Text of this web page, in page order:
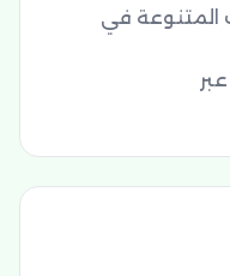
المتنوعة في